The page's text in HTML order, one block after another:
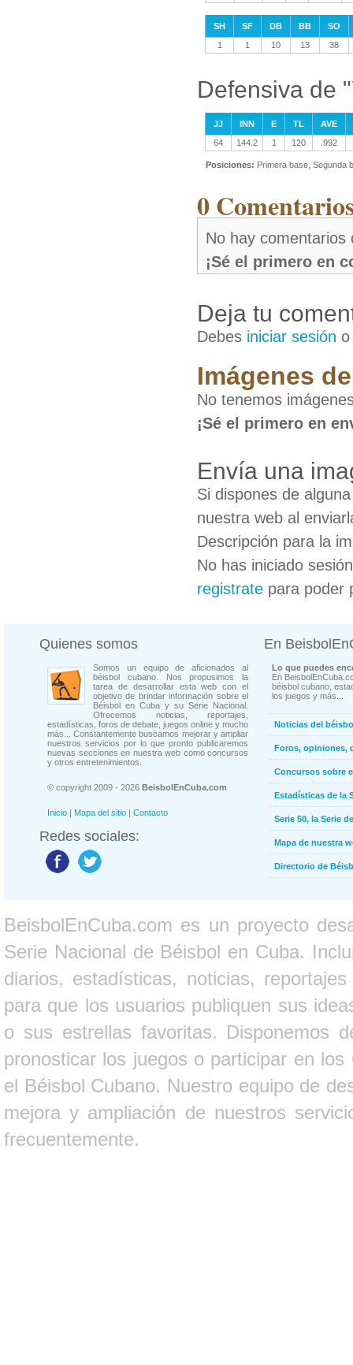
SH SF DB BB
SO
1
1 10 13 38
Defensiva de
JJ INN E TL
AVE
64
144.2 1 120 .992
Posiciones: Primera base, Segunda
0
No hay comentarios
¡Sé el primero en
Deja tu
Debes iniciar sesión
Imágenes
No tenemos
¡Sé el primero en
Envía una
Si dispones de
nuestra web al
Descripción para la
No has iniciado
registrate para poder
Quienes somos
Somos un equipo de aficionados al
béisbol cubano. Nos propusimos la
tarea de desarrollar esta web con el
objetivo de brindar información sobre el
Béisbol en Cuba y su Serie Nacional.
Ofrecemos noticias, reportajes,
estadísticas, foros de debate, juegos online y mucho
más... Constantemente buscamos mejorar y ampliar
nuestros servicios por lo que pronto publicaremos
nuevas secciones en nuestra web como concursos
y otros entretenimientos.
© copyright 2009 - 2026 BeisbolEnCuba.com
Inicio | Mapa del sitio | Contacto
Redes sociales:
En
Lo que puedes
En
béisbol cubano,
los juegos y más...
Noticias del
Foros, opiniones,
Concursos sobre
Estadísticas de la
Serie 50, la Serie
Mapa de nuestra
Directorio de
BeisbolEnCuba.com es un proyecto
Serie Nacional de Béisbol en Cuba.
diarios, estadísticas, noticias,
para que los usuarios publiquen sus
o sus estrellas favoritas. Disponemos
pronosticar los juegos o participar en
el Béisbol Cubano. Nuestro equipo de
mejora y ampliación de nuestros
frecuentemente.